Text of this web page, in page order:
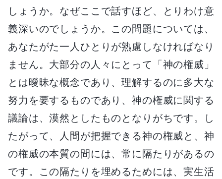
しょうか。なぜここで話すほど、とりわけ意
義深いのでしょうか。この問題については、
あなたがた一人ひとりが熟慮しなければなり
ません。大部分の人々にとって「神の権威」
とは曖昧な概念であり、理解するのに多大な
努力を要するものであり、神の権威に関する
議論は、漠然としたものとなりがちです。し
たがって、人間が把握できる神の権威と、神
の権威の本質の間には、常に隔たりがあるの
です。この隔たりを埋めるためには、実生活